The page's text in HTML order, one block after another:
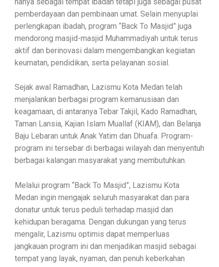
pemberdayaan dan pembinaan umat. Selain menyuplai
perlengkapan ibadah, program “Back To Masjid” juga
mendorong masjid-masjid Muhammadiyah untuk terus
aktif dan berinovasi dalam mengembangkan kegiatan
keumatan, pendidikan, serta pelayanan sosial.
Sejak awal Ramadhan, Lazismu Kota Medan telah
menjalankan berbagai program kemanusiaan dan
keagamaan, di antaranya Tebar Takjil, Kado Ramadhan,
Taman Lansia, Kajian Islam Muallaf (KIAM), dan Belanja
Baju Lebaran untuk Anak Yatim dan Dhuafa. Program-
program ini tersebar di berbagai wilayah dan menyentuh
berbagai kalangan masyarakat yang membutuhkan.
Melalui program “Back To Masjid”, Lazismu Kota
Medan ingin mengajak seluruh masyarakat dan para
donatur untuk terus peduli terhadap masjid dan
kehidupan beragama. Dengan dukungan yang terus
mengalir, Lazismu optimis dapat memperluas
jangkauan program ini dan menjadikan masjid sebagai
tempat yang layak, nyaman, dan penuh keberkahan